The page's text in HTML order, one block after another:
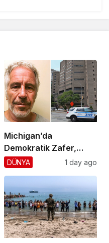
Michigan’da
Demokratik Zafer,
Cumhuriyetçilere
DÜNYA 1 day ago